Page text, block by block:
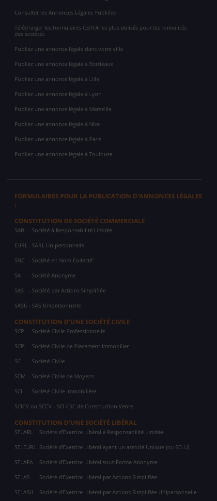
Consulter les Annonces Légales Publiées
Télécharger les formulaires CERFA les plus utilisés pour les formalités
des sociétés
Publiez une annonce légale dans votre ville
Publiez une annonce légale à Bordeaux
Publiez une annonce légale à Lille
Publiez une annonce légale à Lyon
Publiez une annonce légale à Marseille
Publiez une annonce légale à Nice
Publiez une annonce légale à Paris
Publiez une annonce légale à Toulouse
FORMULAIRES POUR LA PUBLICATION D'ANNONCES LÉGALES
:
CONSTITUTION DE SOCIÉTÉ COMMERCIALE
SARL - Société à Responsabilité Limitée
EURL - SARL Unipersonnelle
SNC - Société en Nom Collectif
SA - Société Anonyme
SAS - Société par Actions Simplifiée
SASU - SAS Unipersonnelle
CONSTITUTION D'UNE SOCIÉTÉ CIVILE
SCP - Société Civile Professionnelle
SCPI - Société Civile de Placement Immobilier
SC - Société Civile
SCM - Société Civile de Moyens
SCI - Société Civile Immobilière
SCICV ou SCCV - SCI / SC de Construction Vente
CONSTITUTION D'UNE SOCIÉTÉ LIBÉRAL
SELARL Société d'Exercice Libéral à Responsabilité Limitée
SELEURL Société d'Exercice Libéral ayant un associé Unique (ou SELU)
SELAFA Société d'Exercice Libéral sous Forme Anonyme
SELAS Société d'Exercice Libéral par Actions Simplifiée
SELASU Société d'Exercice Libéral par Actions Simplifiée Unipersonnelle